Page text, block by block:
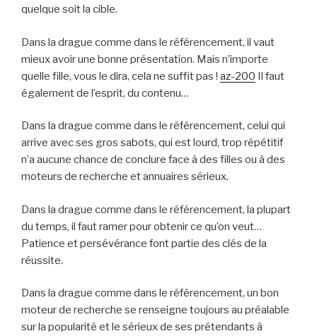
quelque soit la cible.
Dans la drague comme dans le référencement, il vaut
mieux avoir une bonne présentation. Mais n’importe
quelle fille, vous le dira, cela ne suffit pas ! az-200 Il faut
également de l’esprit, du contenu…
Dans la drague comme dans le référencement, celui qui
arrive avec ses gros sabots, qui est lourd, trop répétitif
n’a aucune chance de conclure face à des filles ou à des
moteurs de recherche et annuaires sérieux.
Dans la drague comme dans le référencement, la plupart
du temps, il faut ramer pour obtenir ce qu’on veut…
Patience et persévérance font partie des clés de la
réussite.
Dans la drague comme dans le référencement, un bon
moteur de recherche se renseigne toujours au préalable
sur la popularité et le sérieux de ses prétendants à